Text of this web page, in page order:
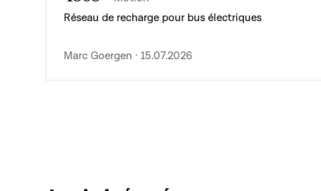
Réseau de recharge pour bus électriques
Marc Goergen · 15.07.2026